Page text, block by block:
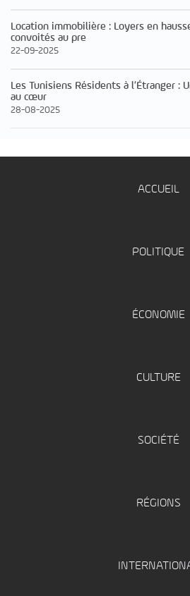
Location immobilière : Loyers en
convoités au pre
22-09-2025
Les Tunisiens Résidents à l’Étranger :
au cœur
28-08-2025
ACCUEIL
POLITIQUE
ÉCONOMIE
CULTURE
SOCIÉTÉ
RÉGIONS